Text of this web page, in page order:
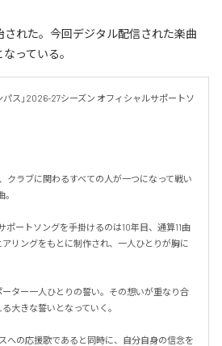
された。今回デジタル配信された楽曲
なっている。
ス」2026-27シーズン オフィシャルサポートソ
クラブに関わるすべての人が一つになって戦い
。
ポートソングを手掛けるのは10年目、通算11曲
リングをもとに制作され、一人ひとりが胸に
ター一人ひとりの誓い。その想いが重なり合
大きな誓いとなっていく。
への応援歌であると同時に、自分自身の信念を